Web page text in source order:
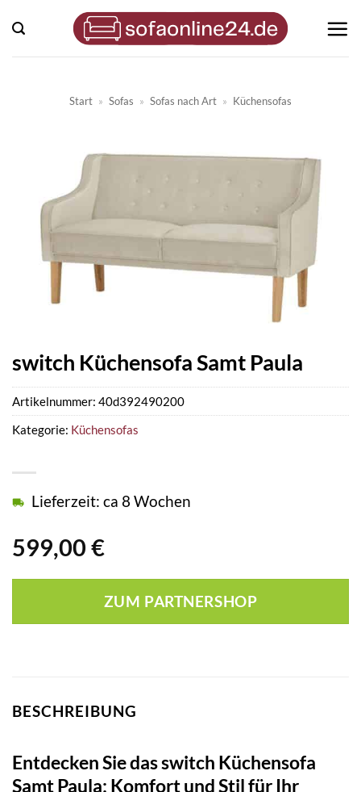
Inhalt
springen
Start » Sofas » Sofas nach Art » Küchensofas
switch Küchensofa Samt Paula
599,00 €
Lieferzeit: ca 8 Wochen
ZUM PARTNERSHOP
Artikelnummer: 40d392490200
Kategorie: Küchensofas
BESCHREIBUNG
Entdecken Sie das switch Küchensofa
Samt Paula: Komfort und Stil für Ihr